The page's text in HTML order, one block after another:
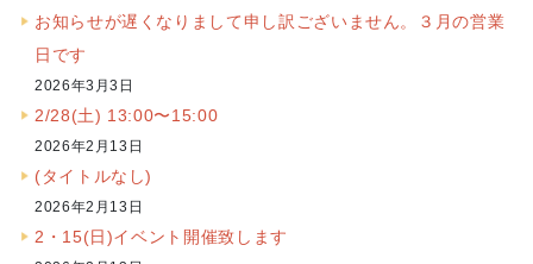
お知らせが遅くなりまして申し訳ございません。３月の営業
日です
2026年3月3日
2/28(土) 13:00〜15:00
2026年2月13日
(タイトルなし)
2026年2月13日
2・15(日)イベント開催致します